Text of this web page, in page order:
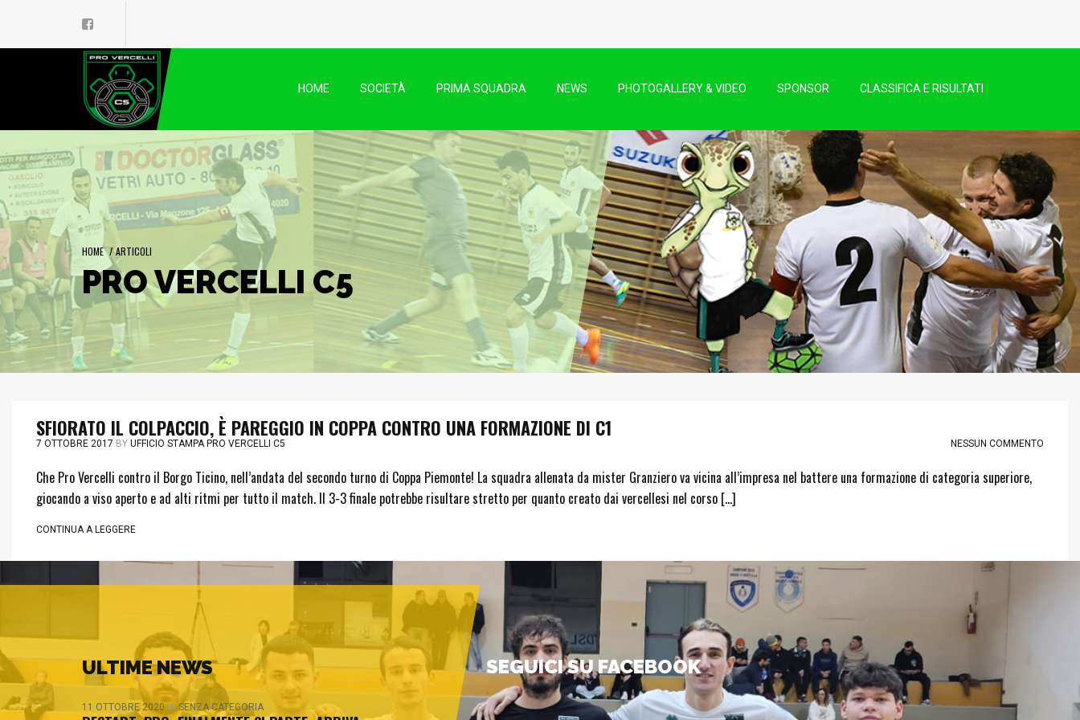
HOME SOCIETÀ PRIMA SQUADRA NEWS PHOTOGALLERY & VIDEO SPONSOR CLASSIFICA E RISULTATI
HOME / ARTICOLI
PRO VERCELLI C5
SFIORATO IL COLPACCIO, È PAREGGIO IN COPPA CONTRO UNA FORMAZIONE DI C1
7 OTTOBRE 2017 BY UFFICIO STAMPA PRO VERCELLI C5 NESSUN COMMENTO
Che Pro Vercelli contro il Borgo Ticino, nell’andata del secondo turno di Coppa Piemonte! La squadra allenata da mister Granziero va vicina all’impresa nel battere una formazione di categoria superiore,
giocando a viso aperto e ad alti ritmi per tutto il match. Il 3-3 finale potrebbe risultare stretto per quanto creato dai vercellesi nel corso […]
CONTINUA A LEGGERE
ULTIME NEWS
11 OTTOBRE 2020IN SENZA CATEGORIA
SEGUICI SU FACEBOOK